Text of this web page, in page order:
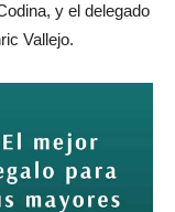
y el delegado
Vallejo.